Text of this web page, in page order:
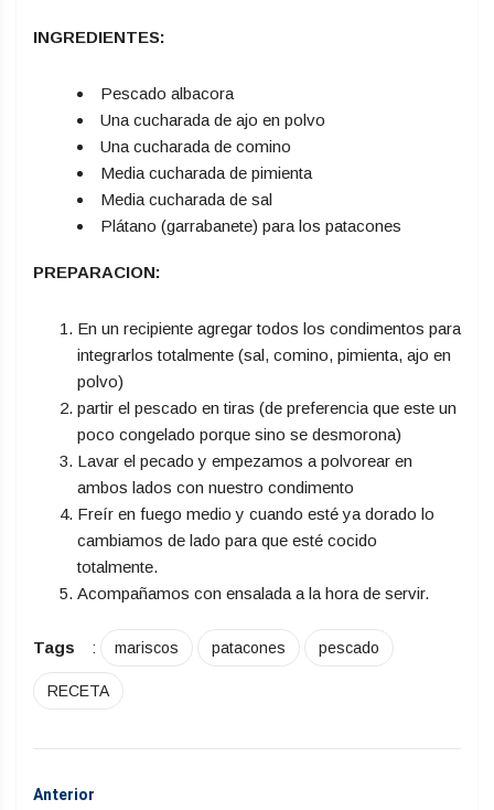
INGREDIENTES:
Pescado albacora
Una cucharada de ajo en polvo
Una cucharada de comino
Media cucharada de pimienta
Media cucharada de sal
Plátano (garrabanete) para los patacones
PREPARACION:
En un recipiente agregar todos los condimentos para
integrarlos totalmente (sal, comino, pimienta, ajo en
polvo)
partir el pescado en tiras (de preferencia que este un
poco congelado porque sino se desmorona)
Lavar el pecado y empezamos a polvorear en
ambos lados con nuestro condimento
Freír en fuego medio y cuando esté ya dorado lo
cambiamos de lado para que esté cocido
totalmente.
Acompañamos con ensalada a la hora de servir.
Tags : mariscos patacones pescado
RECETA
Anterior